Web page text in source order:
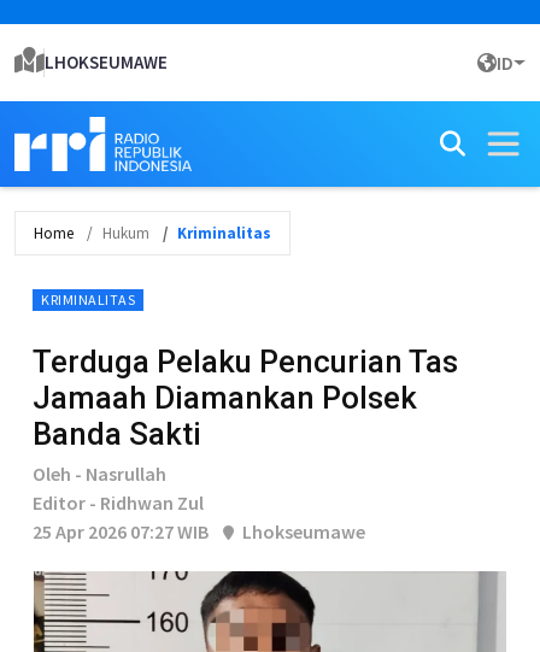
LHOKSEUMAWE ID
Home Hukum Kriminalitas
KRIMINALITAS
Terduga Pelaku Pencurian Tas
Jamaah Diamankan Polsek
Banda Sakti
Oleh - Nasrullah
Editor - Ridhwan Zul
25 Apr 2026 07:27 WIB
Lhokseumawe